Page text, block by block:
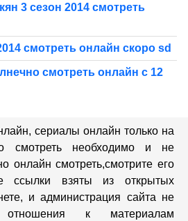
3 сезон 2014 смотреть
смотреть онлайн скоро sd
смотреть онлайн с 12
сериалы онлайн только на
смотреть необходимо и не
онлайн смотреть,cмотрите его
ссылки взяты из открытых
и администрация сайта не
к материалам